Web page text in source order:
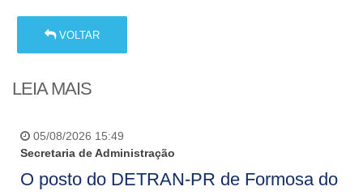
VOLTAR
LEIA MAIS
05/08/2026 15:49
Secretaria de Administração
O posto do DETRAN-PR de Formosa do